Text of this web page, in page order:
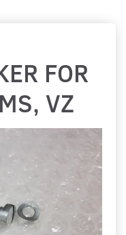
FOR
VZ